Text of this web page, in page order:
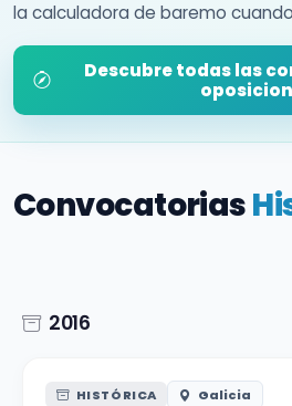
la calculadora de baremo
Descubre todas las
Convocatorias
2016
HISTÓRICA Galicia